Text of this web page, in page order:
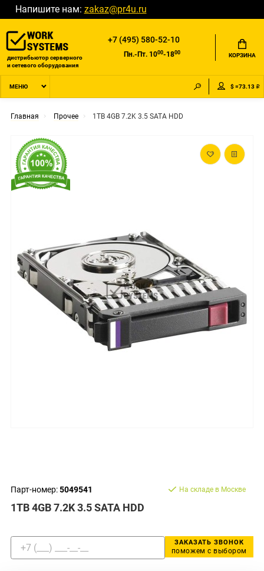
Напишите нам: zakaz@pr4u.ru
дистрибьютор серверного
и сетевого оборудования
+7 (495) 580-52-10
Пн.-Пт. 1000-1800 КОРЗИНА
МЕНЮ $ =73.13 ₽
Главная Прочее 1TB 4GB 7.2K 3.5 SATA HDD
Парт-номер:5049541
1TB 4GB 7.2K 3.5 SATA HDD
На складе в Москве
ЗАКАЗАТЬ ЗВОНОК
поможем с выбором